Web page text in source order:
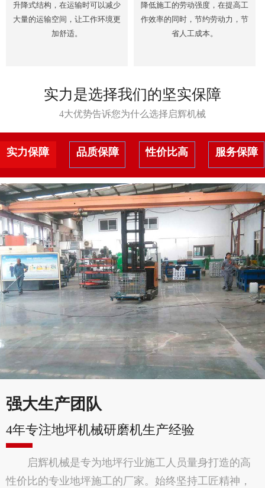
升降式结构，在运输时可以减少
大量的运输空间，让工作环境更
加舒适。
降低施工的劳动强度，在提高工
作效率的同时，节约劳动力，节
省人工成本。
实力是选择我们的坚实保障
4大优势告诉您为什么选择启辉机械
实力保障 品质保障 性价比高 服务保障
强大生产团队
4年专注地坪机械研磨机生产经验
启辉机械是专为地坪行业施工人员量身打造的高
性价比的专业地坪施工的厂家。始终坚持工匠精神，